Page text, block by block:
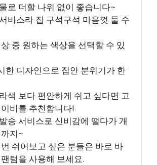
로 더할 나위 없이 좋습니다~
비스라 집 구석구석 마음껏 둘 수
중 원하는 색상을 선택할 수 있
한 디자인으로 집안 분위기가 한
색 보다 편안하게 쉬고 싶다면 고
비를 추천합니다!
송 서비스로 신비감에 떨다가 개
지~
쉬어보고 싶은 분들은 바로 바
텀을 사용해 보세요.